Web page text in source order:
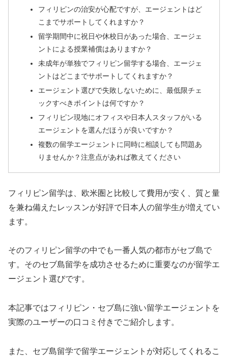
フィリピンの治安が心配ですが、エージェントはど
こまでサポートしてくれますか？
留学期間中に祝日や休校日があった場合、エージェ
ントによる授業補償はありますか？
未成年が単独でフィリピン留学する場合、エージェ
ントはどこまでサポートしてくれますか？
エージェント選びで失敗しないために、最低限チェ
ックすべきポイントは何ですか？
フィリピン現地にオフィスや日本人スタッフがいる
エージェントを選んだほうが良いですか？
複数の留学エージェントに同時に相談しても問題あ
りませんか？注意点があれば教えてください
フィリピン留学は、欧米圏と比較して費用が安く、質と量
を兼ね備えたレッスンが好評で日本人の留学生が増えてい
ます。
そのフィリピン留学の中でも一番人気の都市がセブ島で
す。そのセブ島留学を成功させるために重要なのが留学エ
ージェント選びです。
本記事ではフィリピン・セブ島に強い留学エージェントを
実際のユーザーの口コミ付きでご紹介します。
また、セブ島留学で留学エージェントが対応してくれるこ